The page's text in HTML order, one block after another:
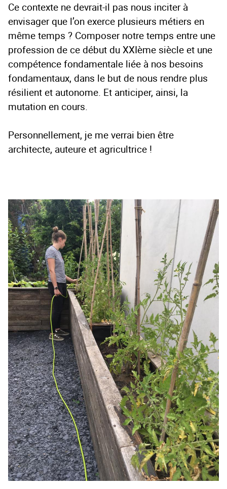
Ce contexte ne devrait-il pas nous inciter à
envisager que l’on exerce plusieurs métiers en
même temps ? Composer notre temps entre une
profession de ce début du XXIème siècle et une
compétence fondamentale liée à nos besoins
fondamentaux, dans le but de nous rendre plus
résilient et autonome. Et anticiper, ainsi, la
mutation en cours.
Personnellement, je me verrai bien être
architecte, auteure et agricultrice !